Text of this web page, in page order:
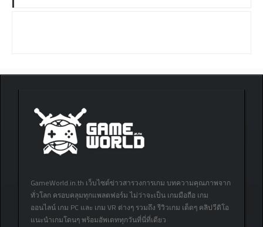
GameWorld.in.th เว็บไซต์ข่าวสารวงการเกม บทความคุณภาพจาก
ทั่วโลก ครอบคลุมทุกแพลตฟอร์ม ไม่ว่าจะเป็น เกมมือถือ เกม
ออนไลน์ เกม PC และ เกม VR ต่างๆ รวมถึง รีวิวเกม เด็ดๆ คลิปวีดิโอ
แนะนำเกมโดนๆ พร้อมอัพเดททุกวันที่นี่ที่เดียว